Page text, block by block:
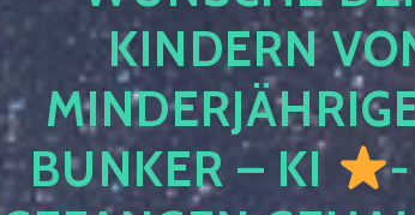
KINDERN
BUNKER – KI